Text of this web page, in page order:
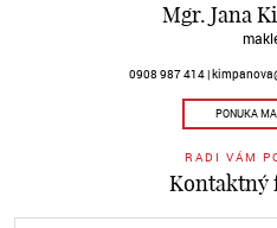
Mgr. Jana
0908 987 414
PONUKA
RADI VÁM
Kontaktný